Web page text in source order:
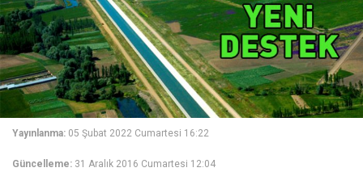
Yayınlanma: 05 Şubat 2022 Cumartesi 16:22
Güncelleme: 31 Aralık 2016 Cumartesi 12:04